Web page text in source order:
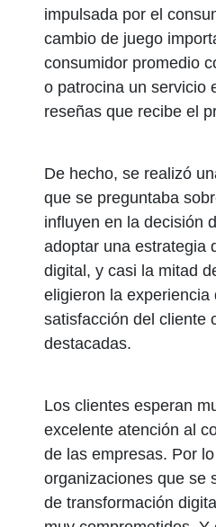
impulsada por el
cambio de juego
consumidor promedio
o patrocina un servicio
reseñas que recibe el
De hecho, se realizó
que se preguntaba
influyen en la decisión
adoptar una estrategia
digital, y casi la mitad
eligieron la experiencia
satisfacción del cliente
destacadas.
Los clientes esperan
excelente atención al
de las empresas. Por
organizaciones que se
de transformación